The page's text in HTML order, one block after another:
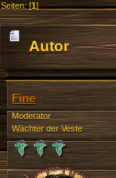
Seiten: [1]
Autor
mal)
Fine
Moderator
Wächter der Veste